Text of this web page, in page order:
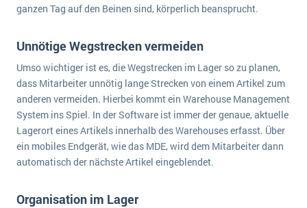
ganzen Tag auf den Beinen sind, körperlich beansprucht.
Unnötige Wegstrecken vermeiden
Umso wichtiger ist es, die Wegstrecken im Lager so zu planen,
dass Mitarbeiter unnötig lange Strecken von einem Artikel zum
anderen vermeiden. Hierbei kommt ein Warehouse Management
System ins Spiel. In der Software ist immer der genaue, aktuelle
Lagerort eines Artikels innerhalb des Warehouses erfasst. Über
ein mobiles Endgerät, wie das MDE, wird dem Mitarbeiter dann
automatisch der nächste Artikel eingeblendet.
Organisation im Lager